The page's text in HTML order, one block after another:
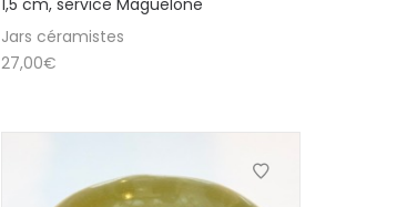
Jars céramistes
27,00€